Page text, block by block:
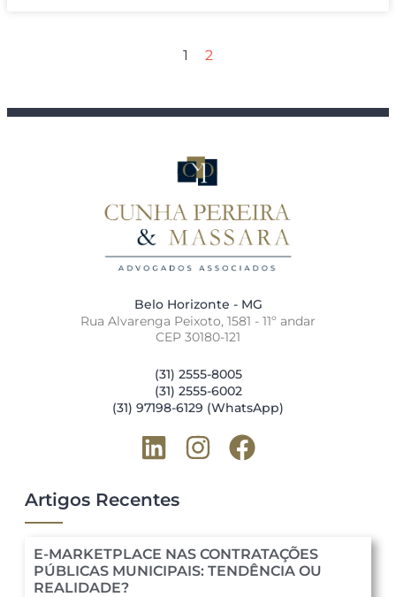
1 2
Belo Horizonte - MG
Rua Alvarenga Peixoto, 1581 - 11º andar
CEP 30180-121
(31) 2555-8005
(31) 2555-6002
(31) 97198-6129 (WhatsApp)
Artigos Recentes
E-MARKETPLACE NAS CONTRATAÇÕES
PÚBLICAS MUNICIPAIS: TENDÊNCIA OU
REALIDADE?